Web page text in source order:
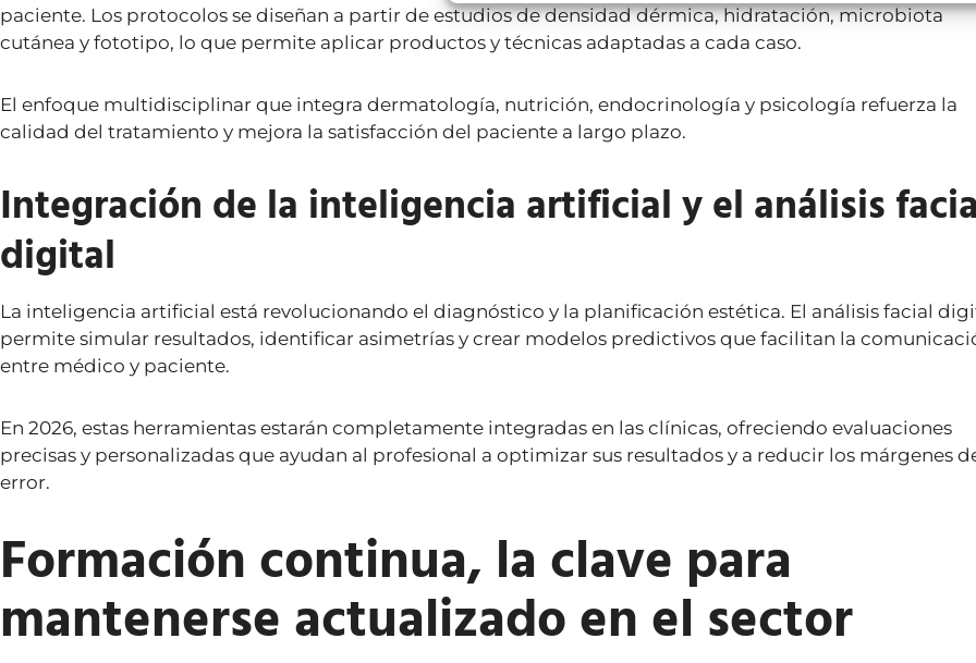
paciente. Los protocolos se diseñan a partir de estudios de densidad dérmica, hidratación, microbiota
cutánea y fototipo, lo que permite aplicar productos y técnicas adaptadas a cada caso.
El enfoque multidisciplinar que integra dermatología, nutrición, endocrinología y psicología refuerza la
calidad del tratamiento y mejora la satisfacción del paciente a largo plazo.
Integración de la inteligencia artificial y el análisis
digital
La inteligencia artificial está revolucionando el diagnóstico y la planificación estética. El análisis facial
permite simular resultados, identificar asimetrías y crear modelos predictivos que facilitan la
entre médico y paciente.
En 2026, estas herramientas estarán completamente integradas en las clínicas, ofreciendo evaluaciones
precisas y personalizadas que ayudan al profesional a optimizar sus resultados y a reducir los márgenes
error.
Formación continua, la clave para
mantenerse actualizado en el sector